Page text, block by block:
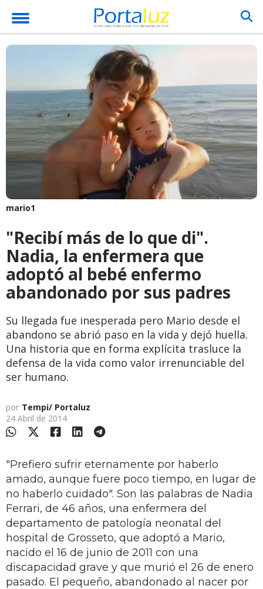
mario1
"Recibí más de lo que di".
Nadia, la enfermera que
adoptó al bebé enfermo
abandonado por sus padres
Su llegada fue inesperada pero Mario desde el
abandono se abrió paso en la vida y dejó huella.
Una historia que en forma explícita trasluce la
defensa de la vida como valor irrenunciable del
ser humano.
por Tempi/ Portaluz
24 Abril de 2014
"Prefiero sufrir eternamente por haberlo
amado, aunque fuere poco tiempo, en lugar de
no haberlo cuidado". Son las palabras de Nadia
Ferrari, de 46 años, una enfermera del
departamento de patología neonatal del
hospital de Grosseto, que adoptó a Mario,
nacido el 16 de junio de 2011 con una
discapacidad grave y que murió el 26 de enero
pasado. El pequeño, abandonado al nacer por